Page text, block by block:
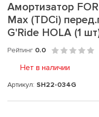
Амортизатор
Max (TDCi)
G'Ride HOLA (1
Рейтинг 0.0
Нет в наличии
Артикул: SH22-034G